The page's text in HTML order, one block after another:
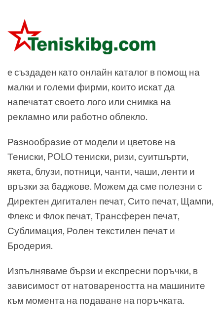
e създаден като онлайн каталог в помощ на
малки и големи фирми, които искат да
напечатат своето лого или снимка на
рекламно или работно облекло.
Разнообразие от модели и цветове на
Тениски, POLO тениски, ризи, суитшърти,
якета, блузи, потници, чанти, чаши, ленти и
връзки за баджове. Можем да сме полезни с
Директен дигитален печат, Сито печат, Щампи,
Флекс и Флок печат, Трансферен печат,
Сублимация, Ролен текстилен печат и
Бродерия.
Изпълняваме бързи и експресни поръчки, в
зависимост от натовареността на машините
към момента на подаване на поръчката.